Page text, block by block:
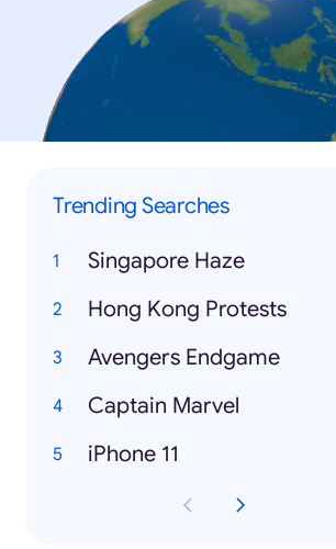
Trending Searches
Singapore Haze
Hong Kong Protests
Avengers Endgame
Captain Marvel
iPhone 11